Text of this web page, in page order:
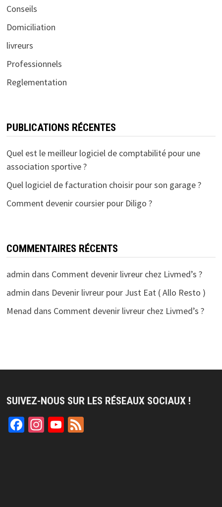
Conseils
Domiciliation
livreurs
Professionnels
Reglementation
PUBLICATIONS RÉCENTES
Quel est le meilleur logiciel de comptabilité pour une
association sportive ?
Quel logiciel de facturation choisir pour son garage ?
Comment devenir coursier pour Diligo ?
COMMENTAIRES RÉCENTS
admin dans Comment devenir livreur chez Livmed’s ?
admin dans Devenir livreur pour Just Eat ( Allo Resto )
Menad dans Comment devenir livreur chez Livmed’s ?
SUIVEZ-NOUS SUR LES RÉSEAUX SOCIAUX !
Facebook
Instagram
YouTube
Feed